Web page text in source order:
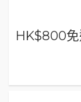
HK$800免